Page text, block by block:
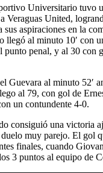
Universitario tuvo
Veraguas United,
sus aspiraciones en la
llegó al minuto 10′ con
penal, y al 30 con
Guevara al minuto 52′
al 79, con gol de
un contundente 4-0.
consiguió una victoria
muy parejo. El gol
finales, cuando
3 puntos al equipo de